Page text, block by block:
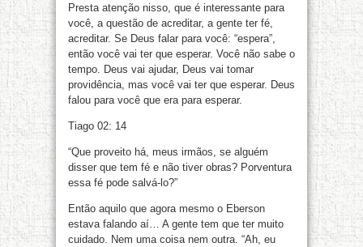
Presta atenção nisso, que é interessante para
você, a questão de acreditar, a gente ter fé,
acreditar. Se Deus falar para você: “espera”,
então você vai ter que esperar. Você não sabe o
tempo. Deus vai ajudar, Deus vai tomar
providência, mas você vai ter que esperar. Deus
falou para você que era para esperar.
Tiago 02: 14
“Que proveito há, meus irmãos, se alguém
disser que tem fé e não tiver obras? Porventura
essa fé pode salvá-lo?”
Então aquilo que agora mesmo o Eberson
estava falando aí… A gente tem que ter muito
cuidado. Nem uma coisa nem outra. “Ah, eu